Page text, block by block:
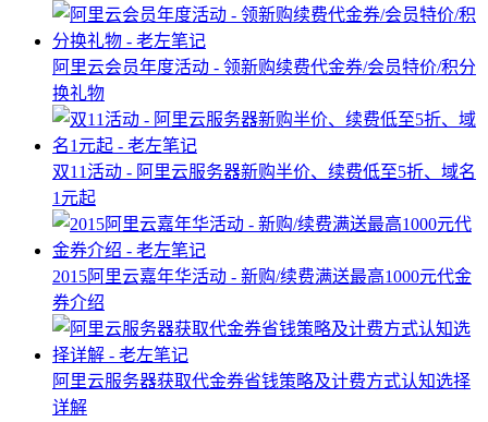
阿里云会员年度活动 - 领新购续费代金券/会员特价/积分
换礼物
双11活动 - 阿里云服务器新购半价、续费低至5折、域名
1元起
2015阿里云嘉年华活动 - 新购/续费满送最高1000元代金
券介绍
阿里云服务器获取代金券省钱策略及计费方式认知选择
详解